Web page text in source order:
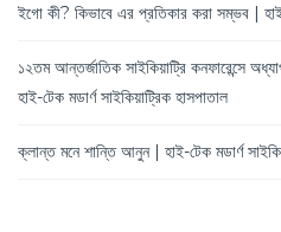
ইগো কী? কিভাবে এর প্রতিকার করা সম্ভব | হাই-
১২তম আন্তর্জাতিক সাইকিয়াট্রি কনফারেন্সে
হাই-টেক মডার্ণ সাইকিয়াট্রিক হাসপাতাল
ক্লান্ত মনে শান্তি আনুন | হাই-টেক মডার্ণ